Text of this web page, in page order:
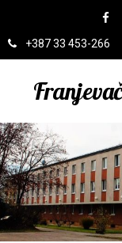
+387 33 453-266